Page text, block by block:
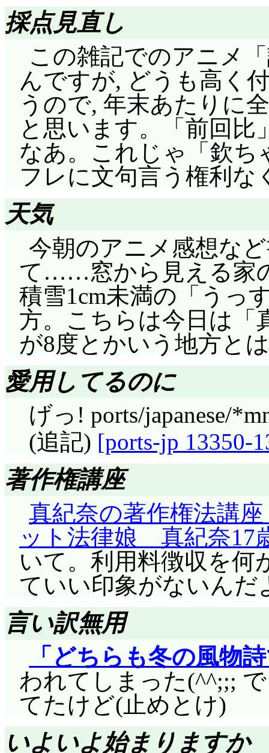
出入りする場所だと
ねえ。倉庫はそれほ
たが, 初日ココルーち
在に気付かなかった
ているというのもあ
た範囲よりも広いっ
片付くとは思えません
相変わらず子供扱い
ィ。アルクに対して
まり「大人として見
バードを除けば, 数少
ューブは男性として
日目, 抱き付かれた時
を, 「オデコに」キス
2日目。アルクと一
いて調査。……片付け
してるでしょ。ユー
なのは確かですが, 潜
も貸しに値するんだ
シィは片付けやって
ローザ館長にバレて
れて逃げたのは, 拉致
ナ, 流石天然は強し。
アルクの剣は魔力消
険は自分でも解って
ても構わないのかな
したし。そして「キ
見ていたらどうなっ
んすら大口開けてし
ンダに大きく水をあ
ちゃかすようなら, グ
いくら何でも許せま
を大勢巻き込んでぐ
のほほんと出来上が
ってこんなに甘い奴
して介入したんですよ
ミルモにしても, こ
初期のミルモなら絶
安易にも程がありま
ミルモの魔力, 弱まっ
彼氏」ですか?
数少ない良かった点
魔法・フルバージョ
は尻軽すぎ)」
採点見直し
この雑記でのアニメ
んですが, どうも高く
うので, 年末あたりに
と思います。「前回
なあ。これじゃ「欽ち
フレに文句言う権利な
天気
今朝のアニメ感想な
て……窓から見える家
積雪1cm未満の「う
方。こちらは今日は「
が8度とかいう地方と
愛用してるのに
げっ! ports/japanese/
(追記) [ports-jp 13350-
著作権講座
真紀奈の著作権法講
ット法律娘 真紀奈17
いて。利用料徴収を何
ていい印象がないん
言い訳無用
どちらも冬の風物
われてしまった(^^;;;
てたけど(止めとけ)
いよいよ始まりますか